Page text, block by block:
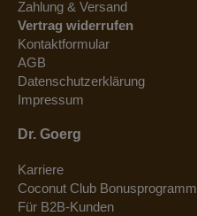
Zahlung & Versand
Vertrag widerrufen
Kontaktformular
AGB
Datenschutzerklärung
Impressum
Dr. Goerg
Karriere
Coconut Club Bonusprogramm
Für B2B-Kunden